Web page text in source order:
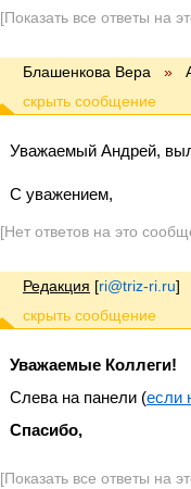
[Показать все ответы на
Блашенкова Вера »
Уважаемый Андрей,
С уважением,
[Нет ответов на это
Редакция [ri@triz-ri.ru]
Уважаемые Коллеги!
Слева на панели (если
Спасибо,
[Показать все ответы на